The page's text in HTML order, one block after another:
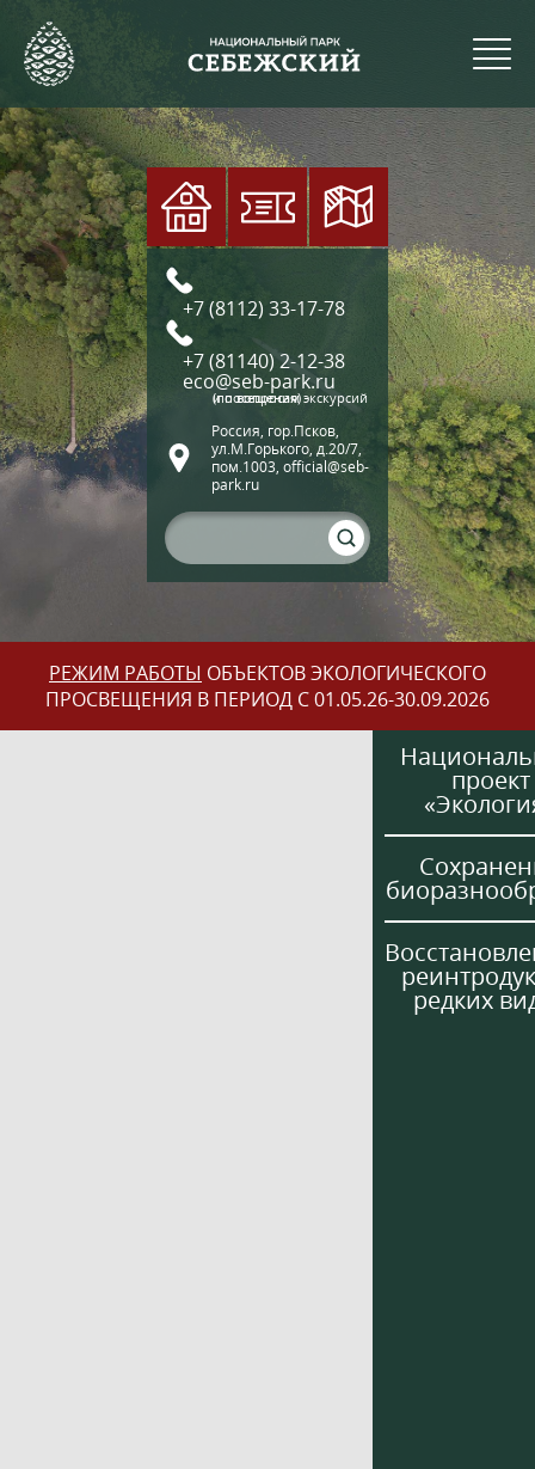
+7 (8112) 33-17-78
+7 (81140) 2-12-38
eco@seb-park.ru
(по вопросам экскурсий и посещения)
Россия, гор.Псков,
ул.М.Горького, д.20/7,
пом.1003, official@seb-
park.ru
РЕЖИМ РАБОТЫ ОБЪЕКТОВ ЭКОЛОГИЧЕСКОГО
ПРОСВЕЩЕНИЯ В ПЕРИОД С 01.05.26-30.09.2026
проект
редких